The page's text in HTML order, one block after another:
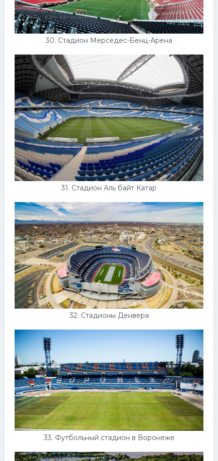
30. Стадион Мерседес-Бенц-Арена
31. Стадион Аль байт Катар
32. Стадионы Денвера
33. Футбольный стадион в Воронеже